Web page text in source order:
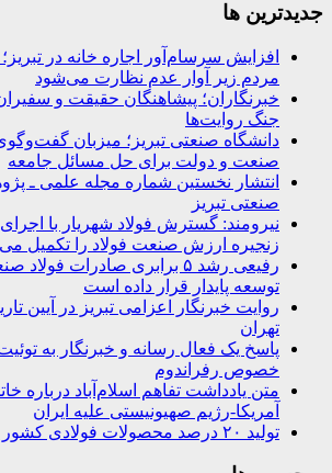
جديدترين ها
افزایش سرسام‌آور اجاره خانه در
مردم زیر آوار عدم نظارت می‌شود
خبرنگاران؛ پیشاهنگان حقیقت و
جنگ روایت‌ها
دانشگاه صنعتی تبریز؛ میزبان
صنعت و دولت برای حل مسائل جامعه
انتشار نخستین شماره مجله علمی ـ
صنعتی تبریز
نیرومند: گسترش فولاد شهریار با
زنجیره ارزش صنعت فولاد را تکمیل
رفیعی رشد ۵ برابری صادرات
توسعه پایدار قرار داده است
روایت خبرنگار اعزامی تبریز در آیین
تهران
پاسخ یک فعال رسانه و خبرنگار به توئیت
خصوص رفراندوم
متن یادداشت تفاهم اسلام‌آباد درباره
آمریکا-رژیم صهیونیستی علیه ایران
تولید ۲۰ درصد محصولات فولادی کشور در بناب